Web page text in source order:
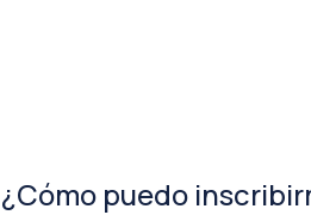
¿Cómo puedo